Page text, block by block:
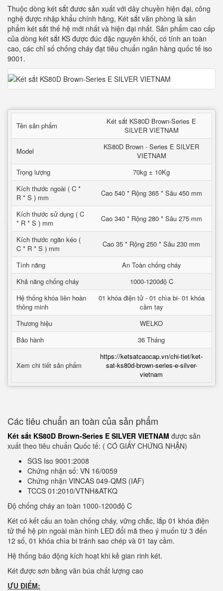
Thuộc dòng két sắt đươc sản xuất với dây chuyền hiện đại, công
nghệ được nhập khẩu chính hãng, Két sắt văn phòng là sản
phẩm két sắt thế hệ mới nhất và hiện đại nhất. Sản phẩm cao cấp
của dòng két sắt KS được đúc đặc nguyên khối, có tính an toàn
cao, các chỉ số chống cháy đạt tiêu chuẩn ngân hàng quốc tế iso
9001.
Tên sản phẩm
Két sắt KS80D Brown-Series E
SILVER VIETNAM
Model
KS80D Brown - Series E SILVER
VIETNAM
Trọng lượng
70kg ± 10Kg
Kích thước ngoài ( C *
R * S ) mm
Cao 540 * Rộng 365 * Sâu 450 mm
Kích thước sử dụng ( C
* R * S ) mm
Cao 340 * Rộng 280 * Sâu 275 mm
Kích thước ngăn kéo (
C * R * S ) mm
Cao 35 * Rộng 250 * Sâu 230 mm
Tính năng
An Toàn chống cháy
Khả năng chống cháy
1000-1200độ C
Hệ thống khóa liên hoàn
thông minh
01 khóa điện tử - 01 chìa bi- 01 khóa
cầm tay
Thương hiệu
WELKO
Bảo hành
36 Tháng
Xem chi tiết sản phẩm
https://ketsatcaocap.vn/chi-tiet/ket-
sat-ks80d-brown-series-e-silver-
vietnam
Các tiêu chuẩn an toàn của sản phẩm
Két sắt KS80D Brown-Series E SILVER VIETNAM được sản
xuất theo tiêu chuẩn Quốc tế: ( CÓ GIẤY CHỨNG NHẬN)
SGS Iso 9001:2008
Chứng nhận số: VN 16/0059
Chứng nhận VINCAS 049-QMS (IAF)
TCCS 01:2010/VTNH&ATKQ
Độ chống cháy an toàn 1000-1200độ C
Két có kết cấu an toàn chống cháy, vững chắc, lắp 01 khóa điện
tử thế hệ pin ngoài màn hình LED đổi mã theo ý muốn từ 3 đến
12 số, 01 khóa chìa bi tránh sao chép và 01 tay cầm.
Hệ thống báo động kích hoạt khi kẻ gian rinh két.
Két được sơn bằng vân búa chất lượng cao
ƯU ĐIỂM: